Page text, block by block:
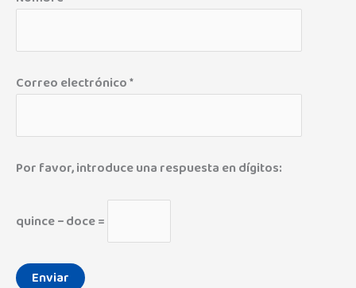
Correo electrónico*
Por favor, introduce una respuesta en dígitos:
quince − doce =